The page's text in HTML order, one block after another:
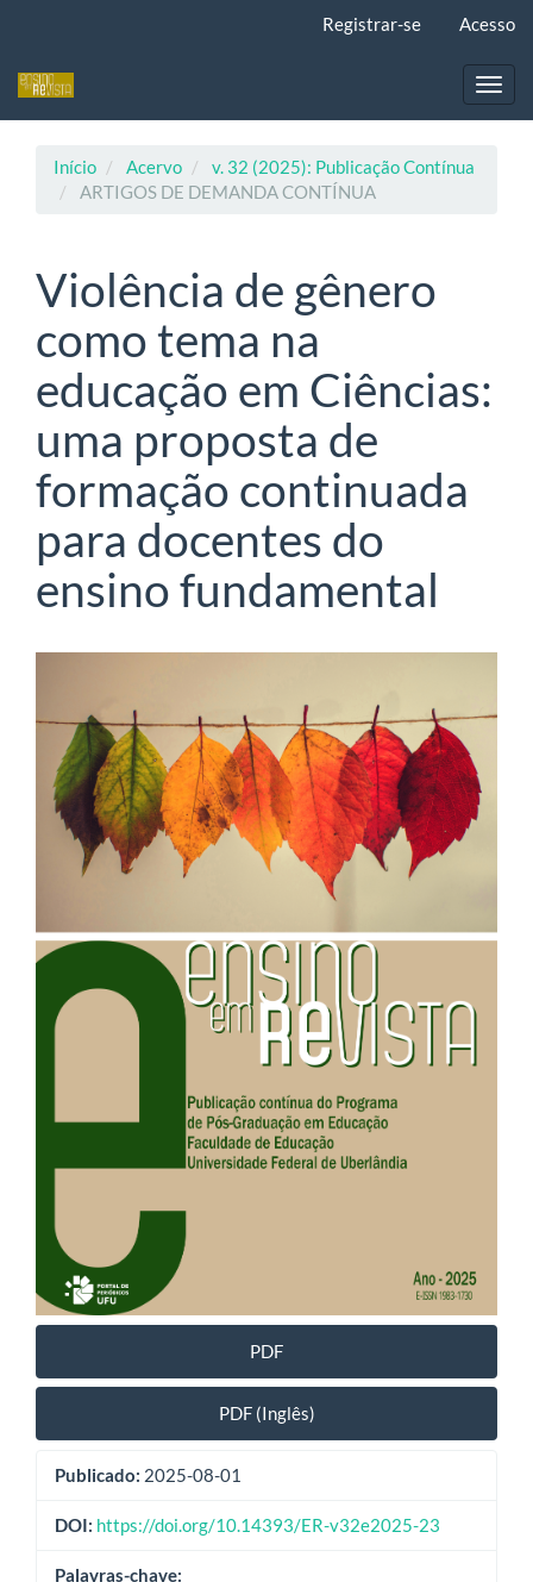
principal
Registrar-se Acesso
Início Acervo
v. 32 (2025): Publicação Contínua
ARTIGOS DE DEMANDA CONTÍNUA
Violência de gênero
como tema na
educação em Ciências:
uma proposta de
formação continuada
para docentes do
ensino fundamental
lateral
de
artigos
PDF
PDF (Inglês)
Publicado: 2025-08-01
DOI: https://doi.org/10.14393/ER-v32e2025-23
Palavras-chave: